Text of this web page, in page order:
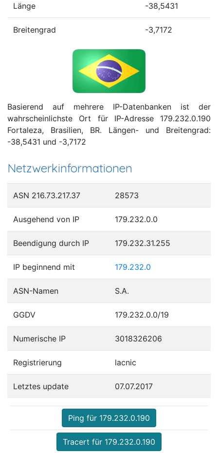
Länge -38,5431
Breitengrad -3,7172
Basierend auf mehrere IP-Datenbanken ist der
wahrscheinlichste Ort für IP-Adresse 179.232.0.190
Fortaleza, Brasilien, BR. Längen- und Breitengrad:
-38,5431 und -3,7172
Netzwerkinformationen
ASN 216.73.217.37 28573
Ausgehend von IP 179.232.0.0
Beendigung durch IP 179.232.31.255
IP beginnend mit 179.232.0
ASN-Namen S.A.
GGDV 179.232.0.0/19
Numerische IP 3018326206
Registrierung lacnic
Letztes update 07.07.2017
Ping für 179.232.0.190
Tracert für 179.232.0.190